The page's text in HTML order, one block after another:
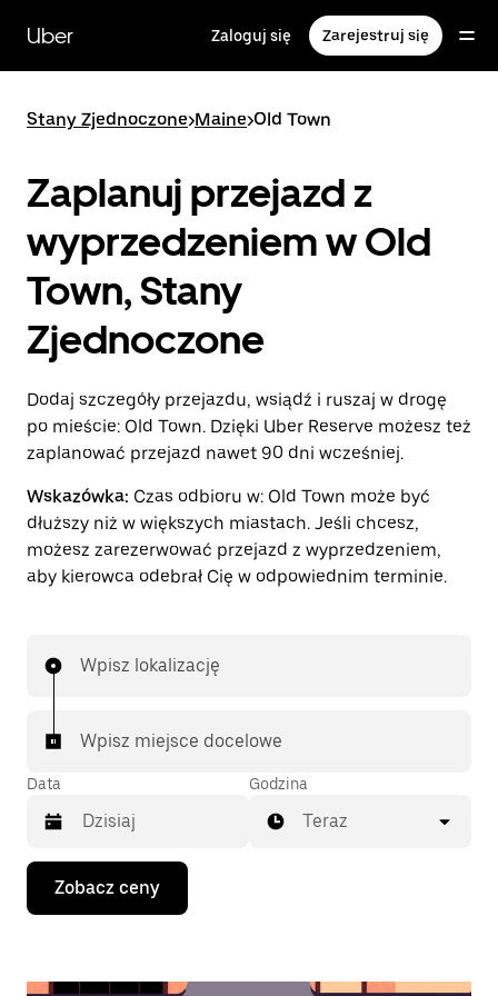
głównej
zawartości
Uber Zaloguj się Zarejestruj się
Stany Zjednoczone>Maine>Old Town
Zaplanuj przejazd z
wyprzedzeniem w Old
Town, Stany
Zjednoczone
Dodaj szczegóły przejazdu, wsiądź i ruszaj w drogę
po mieście: Old Town. Dzięki Uber Reserve możesz też
zaplanować przejazd nawet 90 dni wcześniej.
Wskazówka: Czas odbioru w: Old Town może być
dłuższy niż w większych miastach. Jeśli chcesz,
możesz zarezerwować przejazd z wyprzedzeniem,
aby kierowca odebrał Cię w odpowiednim terminie.
Wpisz lokalizację
Wpisz miejsce docelowe
Data
Naciśnij
klawisz
strzałki
Godzina
Teraz
Zobacz ceny